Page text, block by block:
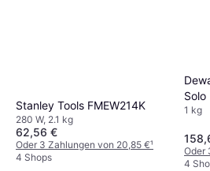
Stanley Tools FMEW214K
280 W, 2.1 kg
62,56 €
Oder 3 Zahlungen von 20,85 €¹
4 Shops
Solo
1 kg
Oder
4